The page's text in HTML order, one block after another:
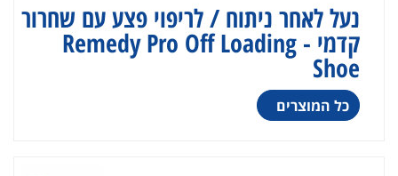
נעל לאחר ניתוח / לריפוי פצע עם שחרור
קדמי - Remedy Pro Off Loading
Shoe
כל המוצרים